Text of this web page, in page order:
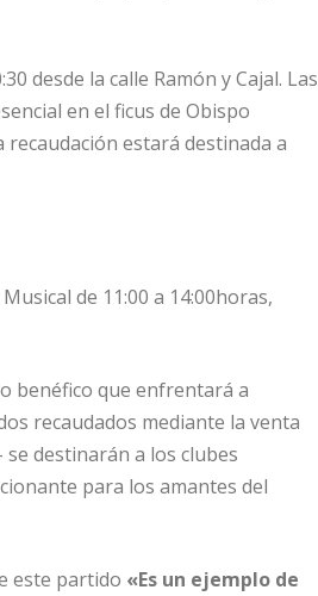
desde la calle Ramón y Cajal. Las
en el ficus de Obispo
estará destinada a
de 11:00 a 14:00horas,
benéfico que enfrentará a
recaudados mediante la venta
destinarán a los clubes
para los amantes del
este partido «Es un ejemplo de